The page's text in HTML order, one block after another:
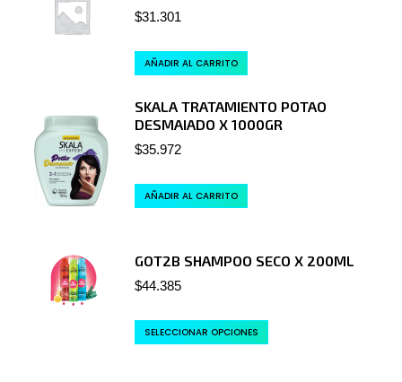
$31.301
AÑADIR AL CARRITO
SKALA TRATAMIENTO POTAO
DESMAIADO X 1000GR
$35.972
AÑADIR AL CARRITO
GOT2B SHAMPOO SECO X 200ML
$44.385
SELECCIONAR OPCIONES